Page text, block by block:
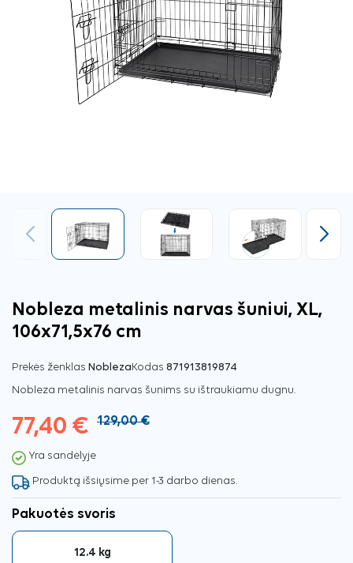
Ankstesnis Tęsti
Nobleza metalinis narvas šuniui, XL,
106x71,5x76 cm
Prekės ženklas NoblezaKodas 871913819874
Nobleza metalinis narvas šunims su ištraukiamu dugnu.
77,40 € 129,00 €
Yra sandėlyje
Produktą išsiųsime per 1-3 darbo dienas.
Pakuotės svoris
12.4 kg